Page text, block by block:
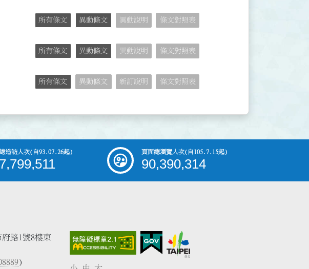
所有條文 異動條文 異動說明 條文對照表
所有條文 異動條文 異動說明 條文對照表
所有條文 異動條文 新訂說明 條文對照表
造訪人次(自93.07.26起)
7,799,511
頁面總瀏覽人次(自105.7.15起)
90,390,314
路1號8樓東
)